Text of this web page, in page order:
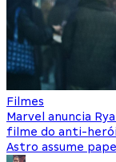
Filmes
Marvel anuncia
filme do anti-
Astro assume